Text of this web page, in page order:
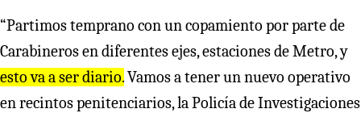
“Partimos temprano con un copamiento por parte de
Carabineros en diferentes ejes, estaciones de Metro, y
esto va a ser diario.Vamos a tener un nuevo operativo
en recintos penitenciarios, la Policía de Investigaciones